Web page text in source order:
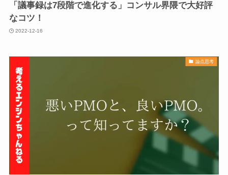
「議事録は7段階で進化する」コンサル界隈で大好評
なコツ！
2022-12-16
論点思考